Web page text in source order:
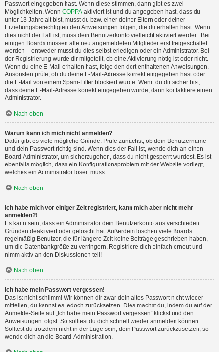
Passwort eingegeben hast. Wenn diese stimmen, dann gibt es zwei
Möglichkeiten. Wenn COPPA aktiviert ist und du angegeben hast, dass du
unter 13 Jahre alt bist, musst du bzw. einer deiner Eltern oder deiner
Erziehungsberechtigten den Anweisungen folgen, die du erhalten hast. Wenn
dies nicht der Fall ist, muss dein Benutzerkonto vielleicht aktiviert werden. Bei
einigen Boards müssen alle neu angemeldeten Mitglieder erst freigeschaltet
werden – entweder musst du dies selbst erledigen oder ein Administrator. Bei
der Registrierung wurde dir mitgeteilt, ob eine Aktivierung nötig ist oder nicht.
Wenn du eine E-Mail erhalten hast, folge den dort enthaltenen Anweisungen.
Ansonsten prüfe, ob du deine E-Mail-Adresse korrekt eingegeben hast oder
die E-Mail von einem Spam-Filter blockiert wurde. Wenn du dir sicher bist,
dass deine E-Mail-Adresse korrekt eingegeben wurde, dann kontaktiere einen
Administrator.
Nach oben
Warum kann ich mich nicht anmelden?
Dafür gibt es viele mögliche Gründe. Prüfe zunächst, ob dein Benutzername
und dein Passwort richtig sind. Wenn dies der Fall ist, wende dich an einen
Board-Administrator, um sicherzugehen, dass du nicht gesperrt wurdest. Es ist
ebenfalls möglich, dass ein Konfigurationsproblem mit der Website vorliegt,
welches ein Administrator lösen muss.
Nach oben
Ich habe mich vor einiger Zeit registriert, kann mich aber nicht mehr
anmelden?!
Es kann sein, dass ein Administrator dein Benutzerkonto aus verschieden
Gründen deaktiviert oder gelöscht hat. Außerdem löschen viele Boards
regelmäßig Benutzer, die für längere Zeit keine Beiträge geschrieben haben,
um die Datenbankgröße zu verringern. Registriere dich einfach erneut und
nimm aktiv an den Diskussionen teil!
Nach oben
Ich habe mein Passwort vergessen!
Das ist nicht schlimm! Wir können dir zwar dein altes Passwort nicht wieder
mitteilen, du kannst es jedoch zurücksetzen. Dies machst du, indem du auf der
Anmelde-Seite auf „Ich habe mein Passwort vergessen“ klickst und den
Anweisungen folgst. So solltest du dich schnell wieder anmelden können.
Solltest du trotzdem nicht in der Lage sein, dein Passwort zurückzusetzen, so
wende dich an die Board-Administration.